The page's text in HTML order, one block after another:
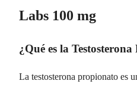
Labs 100 mg
¿Qué es la
La testosterona propionato es